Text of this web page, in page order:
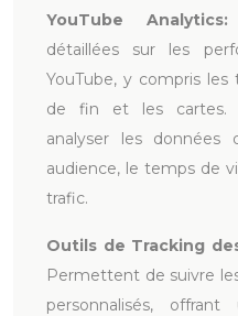
YouTube
détaillées sur les
YouTube, y compris
de fin et les cartes.
analyser les données
audience, le temps de
trafic.
Outils de Tracking
Permettent de suivre
personnalisés,